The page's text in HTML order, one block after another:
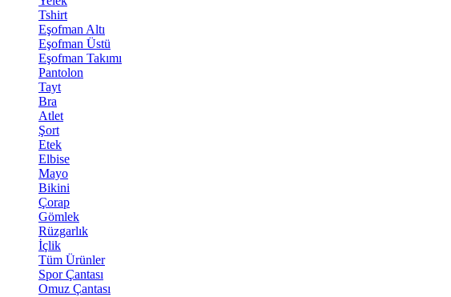
Tshirt
Eşofman Altı
Eşofman Üstü
Eşofman Takımı
Pantolon
Tayt
Bra
Atlet
Şort
Etek
Elbise
Mayo
Bikini
Çorap
Gömlek
Rüzgarlık
İçlik
Tüm Ürünler
Spor Çantası
Omuz Çantası